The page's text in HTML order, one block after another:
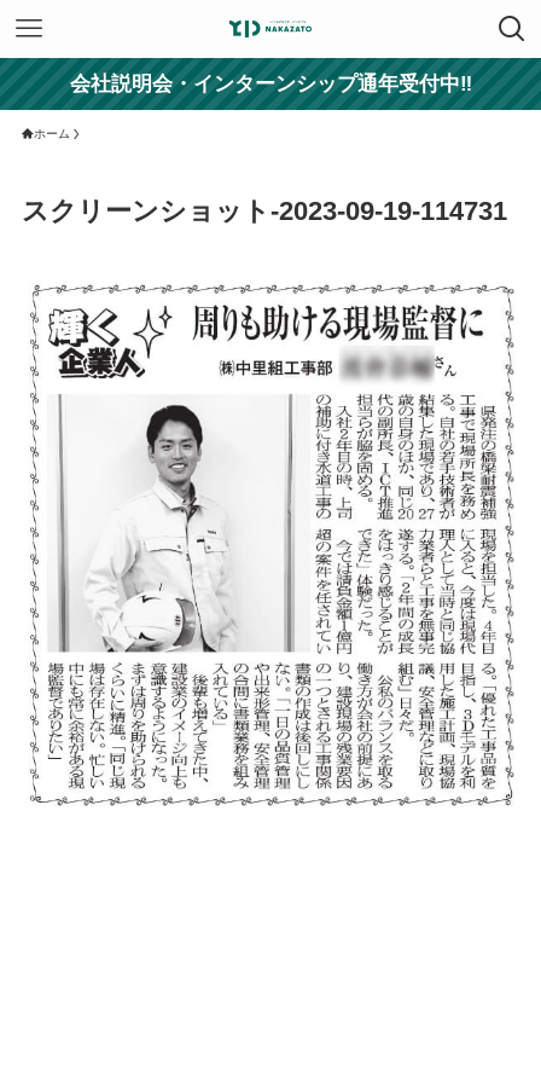
会社説明会・インターンシップ通年受付中‼
ホーム
スクリーンショット-2023-09-19-114731